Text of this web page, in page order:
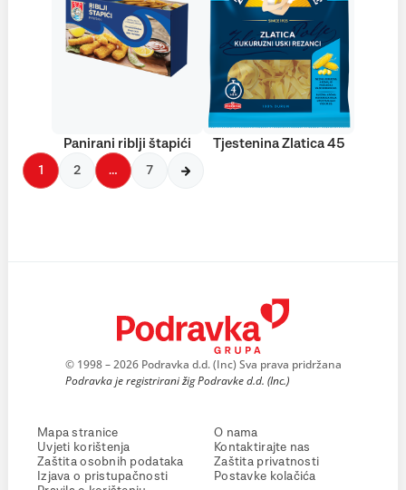
Panirani riblji štapići Tjestenina Zlatica 45
1 2 … 7
© 1998 – 2026 Podravka d.d. (Inc) Sva prava pridržana
Podravka je registrirani žig Podravke d.d. (Inc.)
Mapa stranice
Uvjeti korištenja
Zaštita osobnih podataka
Izjava o pristupačnosti
O nama
Kontaktirajte nas
Zaštita privatnosti
Postavke kolačića